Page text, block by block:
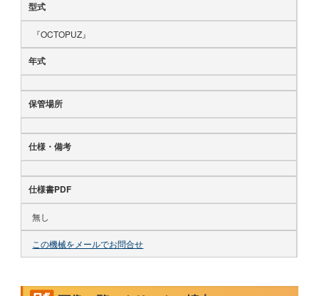
型式
『OCTOPUZ』
年式
保管場所
仕様・備考
仕様書PDF
無し
この機械をメールでお問合せ